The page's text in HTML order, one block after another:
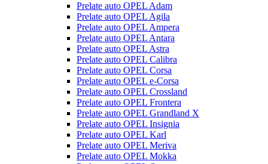
Prelate auto OPEL Adam
Prelate auto OPEL Agila
Prelate auto OPEL Ampera
Prelate auto OPEL Antara
Prelate auto OPEL Astra
Prelate auto OPEL Calibra
Prelate auto OPEL Corsa
Prelate auto OPEL e-Corsa
Prelate auto OPEL Crossland
Prelate auto OPEL Frontera
Prelate auto OPEL Grandland X
Prelate auto OPEL Insignia
Prelate auto OPEL Karl
Prelate auto OPEL Meriva
Prelate auto OPEL Mokka